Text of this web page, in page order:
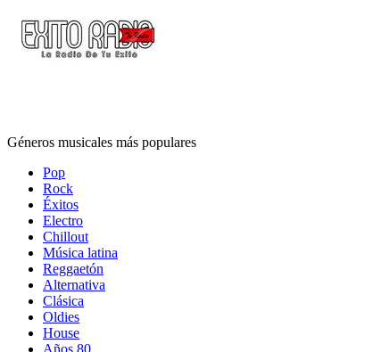
Géneros musicales más populares
Pop
Rock
Éxitos
Electro
Chillout
Música latina
Reggaetón
Alternativa
Clásica
Oldies
House